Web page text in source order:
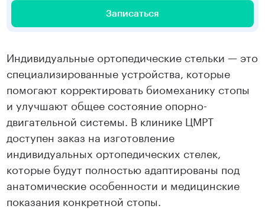
Записаться
Индивидуальные ортопедические стельки — это
специализированные устройства, которые
помогают корректировать биомеханику стопы
и улучшают общее состояние опорно-
двигательной системы. В клинике ЦМРТ
доступен заказ на изготовление
индивидуальных ортопедических стелек,
которые будут полностью адаптированы под
анатомические особенности и медицинские
показания конкретной стопы.